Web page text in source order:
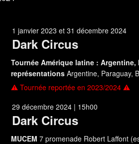
Dark Circus
1 janvier 2023 et 31 décembre 2024
Tournée Amérique latine : Argentine,
représentations Argentine, Paraguay,
⚠ Tournée reportée en 2023/2024 ⚠
Dark Circus
29 décembre 2024 | 15h00
MUCEM 7 promenade Robert Laffont